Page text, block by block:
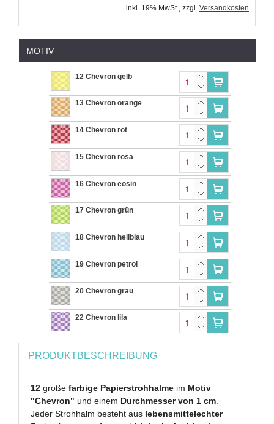
inkl. 19% MwSt., zzgl. Versandkosten
MOTIV
12 Chevron gelb
13 Chevron orange
14 Chevron rot
15 Chevron rosa
16 Chevron eosin
17 Chevron grün
18 Chevron hellblau
19 Chevron petrol
20 Chevron grau
22 Chevron lila
PRODUKTBESCHREIBUNG
12große farbige Papierstrohhalme im Motiv
"Chevron" und einem Durchmesser von 1 cm
Jeder Strohhalm besteht aus lebensmittelechter